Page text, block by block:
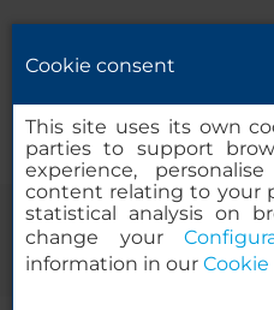
Canal de denuncias
Cookie consent
This site uses its own
parties to support
experience,
content relating to your
statistical analysis on
change your
information in our